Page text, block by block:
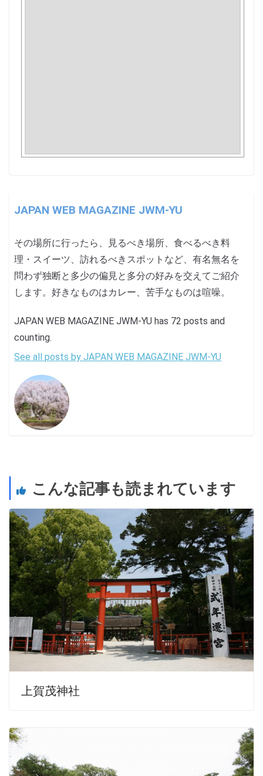
JAPAN WEB MAGAZINE JWM-YU
その場所に行ったら、見るべき場所、食べるべき料
理・スイーツ、訪れるべきスポットなど、有名無名を
問わず独断と多少の偏見と多分の好みを交えてご紹介
します。好きなものはカレー、苦手なものは喧噪。
JAPAN WEB MAGAZINE JWM-YU has 72 posts and
counting.
See all posts by JAPAN WEB MAGAZINE JWM-YU
こんな記事も読まれています
上賀茂神社